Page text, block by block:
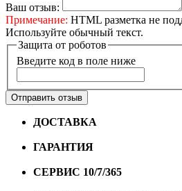
Ваш отзыв:
Примечание: HTML разметка не
Используйте обычный текст.
Защита от роботов
Введите код в поле ниже
Отправить отзыв
ДОСТАВКА
ГАРАНТИЯ
СЕРВИС 10/7/365